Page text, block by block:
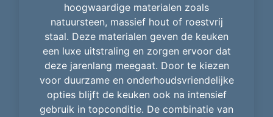
hoogwaardige materialen zoals
natuursteen, massief hout of roestvrij
staal. Deze materialen geven de keuken
een luxe uitstraling en zorgen ervoor dat
deze jarenlang meegaat. Door te kiezen
voor duurzame en onderhoudsvriendelijke
opties blijft de keuken ook na intensief
gebruik in topconditie. De combinatie van